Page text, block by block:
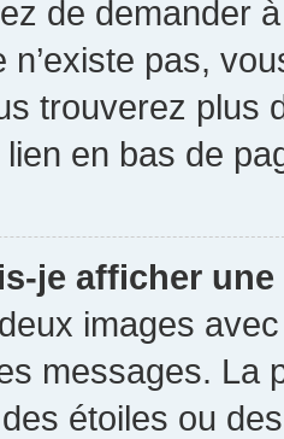
de demander
n’existe pas,
trouverez plus
en bas de
je afficher
images
messages. La
étoiles ou